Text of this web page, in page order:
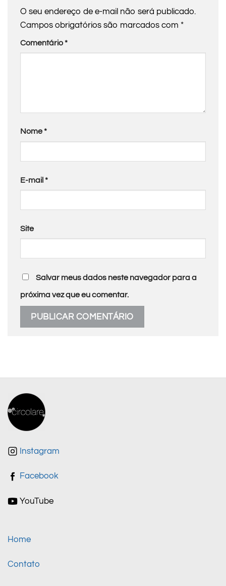
O seu endereço de e-mail não será publicado.
Campos obrigatórios são marcados com *
Comentário*
Nome*
E-mail*
Site
Salvar meus dados neste navegador para a
próxima vez que eu comentar.
Instagram
Facebook
YouTube
Home
Contato